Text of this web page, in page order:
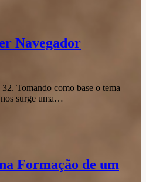
Navegador
Tomando como base o tema
surge uma…
Formação de um